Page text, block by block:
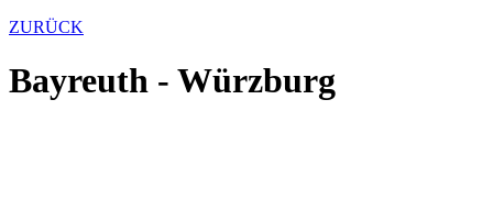
ZURÜCK
Bayreuth - Würzburg